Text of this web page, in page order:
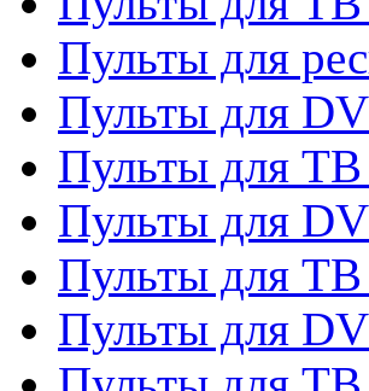
Пульты для
Пульты для
Пульты для ТВ
Пульты для
Пульты для ТВ
Пульты для